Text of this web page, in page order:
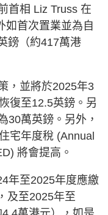
首相 Liz Truss 在
如首次置業並為自
鎊（約417萬港
，並將於2025年3
復至12.5英鎊。另
30萬英鎊。另外，
宅年度稅 (Annual
將會提高。
年至2025年度應繳
及至2025年至